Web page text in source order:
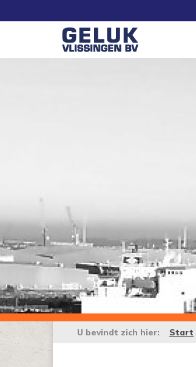
U bevindt zich hier: Start